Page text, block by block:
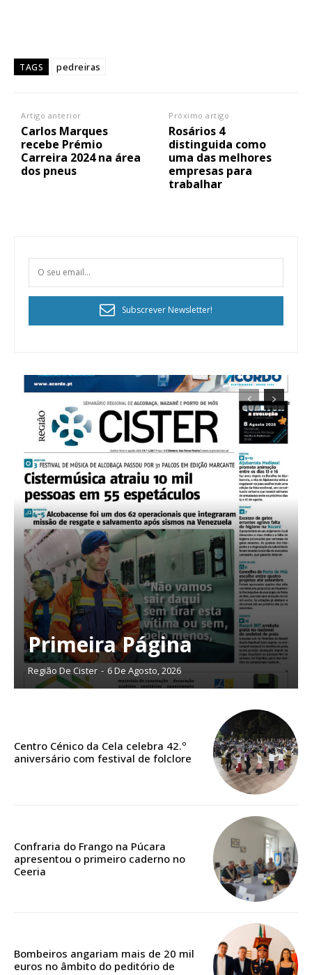
Planos de Assinatura
Sendo assinante terá acesso a todos os conteúdos exclusivos e versões
digitais.
Escolha o plano de assinatura desejado:
ASSINATURA
IMPRESSA
TAGS pedreiras
Artigo anterior
Carlos Marques
recebe Prémio
Carreira 2024 na área
dos pneus
Próximo artigo
Rosários 4
distinguida como
uma das melhores
empresas para
trabalhar
Subscrever Newsletter!
Primeira Página
Região De Cister - 6 De Agosto, 2026
Centro Cénico da Cela celebra 42.º
aniversário com festival de folclore
Confraria do Frango na Púcara
apresentou o primeiro caderno no
Ceeria
Bombeiros angariam mais de 20 mil
euros no âmbito do peditório de